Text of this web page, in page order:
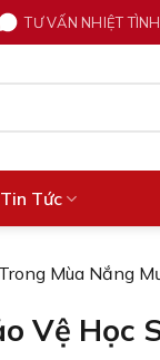
TƯ VẤN NHIỆT TÌNH
Tin Tức
Mùa Nắng
Vệ Học